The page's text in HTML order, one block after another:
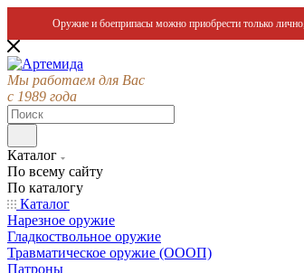
Оружие и боеприпасы можно приобрести только лично,
Мы работаем для Вас
с 1989 года
Каталог
По всему сайту
По каталогу
Каталог
Нарезное оружие
Гладкоствольное оружие
Травматическое оружие (ОООП)
Патроны